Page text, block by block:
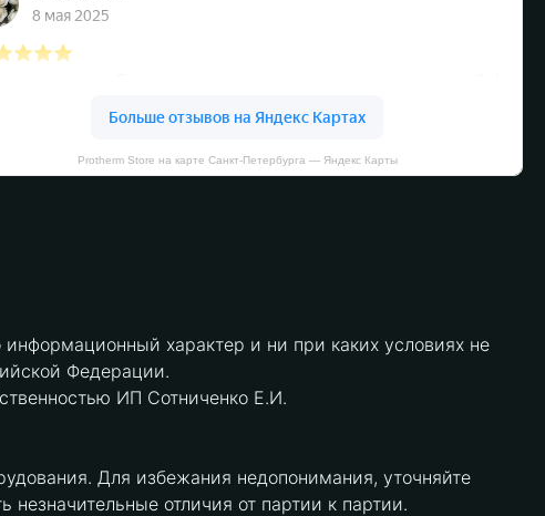
Protherm Store на карте Санкт‑Петербурга — Яндекс Карты
характер и ни при каких условиях не
Федерации.
ИП Сотниченко Е.И.
Для избежания недопонимания, уточняйте
отличия от партии к партии.